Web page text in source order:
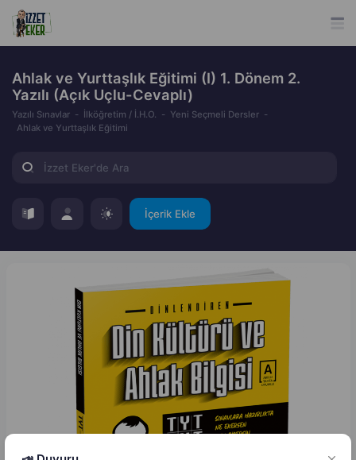
Ahlak ve Yurttaşlık Eğitimi (I) 1. Dönem 2.
Yazılı (Açık Uçlu-Cevaplı)
Yazılı Sınavlar İlköğretim / İ.H.O.
Yeni Seçmeli Dersler
Ahlak ve Yurttaşlık Eğitimi
İçerik Ekle